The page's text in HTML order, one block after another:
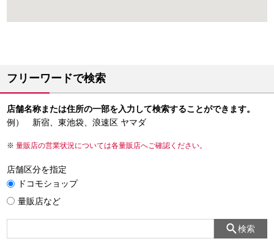
フリーワードで検索
店舗名称または住所の一部を入力して検索することができます。
例） 新宿、東池袋、浪速区 ヤマダ
量販店の営業状況については各量販店へご確認ください。
店舗区分を指定
ドコモショップ
量販店など
検索